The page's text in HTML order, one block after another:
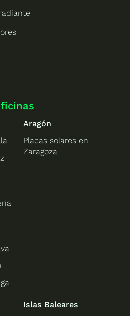
Aragón
Placas solares en
Zaragoza
Islas Baleares